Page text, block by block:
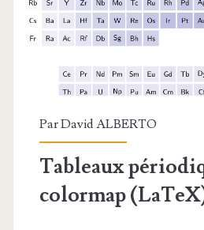
ParDavid ALBERTO
Tableaux
colormap